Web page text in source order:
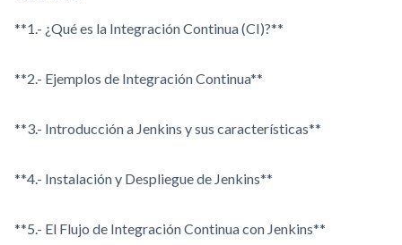
**1.- ¿Qué es la Integración Continua (CI)?**
**2.- Ejemplos de Integración Continua**
**3.- Introducción a Jenkins y sus características**
**4.- Instalación y Despliegue de Jenkins**
**5.- El Flujo de Integración Continua con Jenkins**